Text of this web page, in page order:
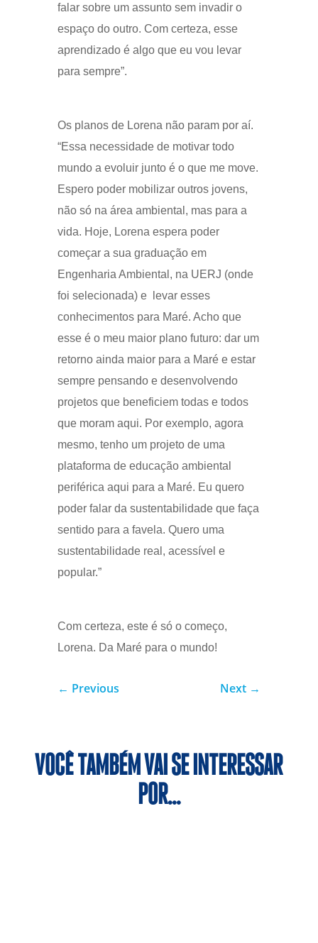
falar sobre um assunto sem invadir o
espaço do outro. Com certeza, esse
aprendizado é algo que eu vou levar
para sempre”.
Os planos de Lorena não param por aí.
“Essa necessidade de motivar todo
mundo a evoluir junto é o que me move.
Espero poder mobilizar outros jovens,
não só na área ambiental, mas para a
vida. Hoje, Lorena espera poder
começar a sua graduação em
Engenharia Ambiental, na UERJ (onde
foi selecionada) e levar esses
conhecimentos para Maré. Acho que
esse é o meu maior plano futuro: dar um
retorno ainda maior para a Maré e estar
sempre pensando e desenvolvendo
projetos que beneficiem todas e todos
que moram aqui. Por exemplo, agora
mesmo, tenho um projeto de uma
plataforma de educação ambiental
periférica aqui para a Maré. Eu quero
poder falar da sustentabilidade que faça
sentido para a favela. Quero uma
sustentabilidade real, acessível e
popular.”
Com certeza, este é só o começo,
Lorena. Da Maré para o mundo!
← Previous Next →
VOCÊ TAMBÉM VAI SE INTERESSAR
POR…